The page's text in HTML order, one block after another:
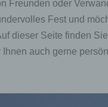
Freunden oder
Fest und
dieser Seite finden
auch gerne